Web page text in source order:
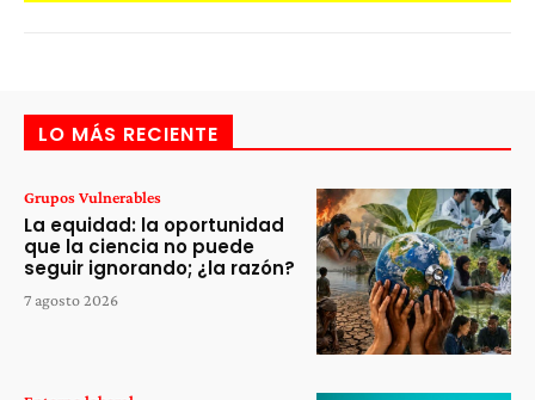
LO MÁS RECIENTE
Grupos Vulnerables
La equidad: la oportunidad
que la ciencia no puede
seguir ignorando; ¿la razón?
7 agosto 2026